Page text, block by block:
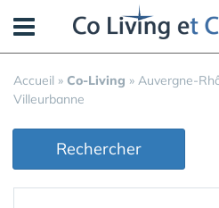
Accueil » Co-Living » Auvergne-
Villeurbanne
Rechercher
Panneau de gestion des cookies